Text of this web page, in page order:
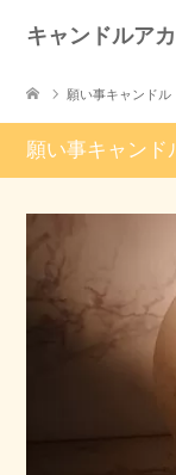
キャンドルア
願い事キャンドル
願い事キャンド